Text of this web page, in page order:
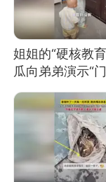
姐姐的“硬核教
瓜向弟弟演示“
网友：果然言
教！